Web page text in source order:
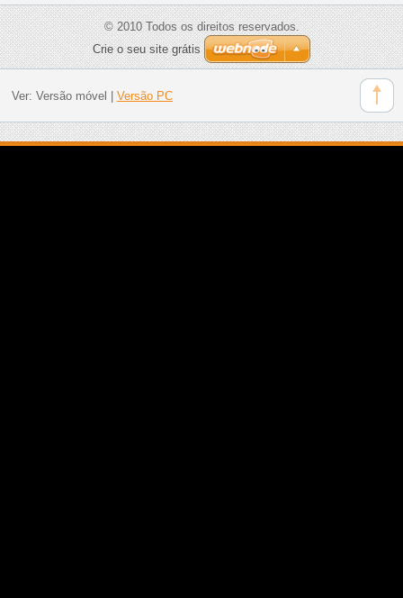
© 2010 Todos os direitos reservados.
Crie o seu site grátis
Ver: Versão móvel Versão PC